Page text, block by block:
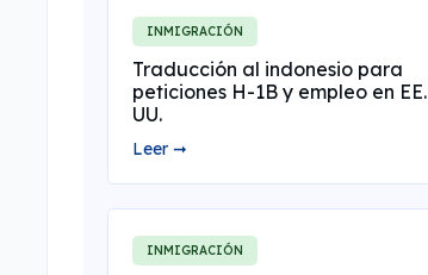
INMIGRACIÓN
Traducción al indonesio para
peticiones H-1B y empleo en EE.
UU.
Leer ➞
INMIGRACIÓN